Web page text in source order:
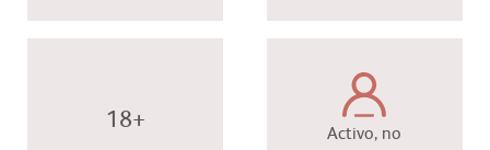
18+
Activo, no